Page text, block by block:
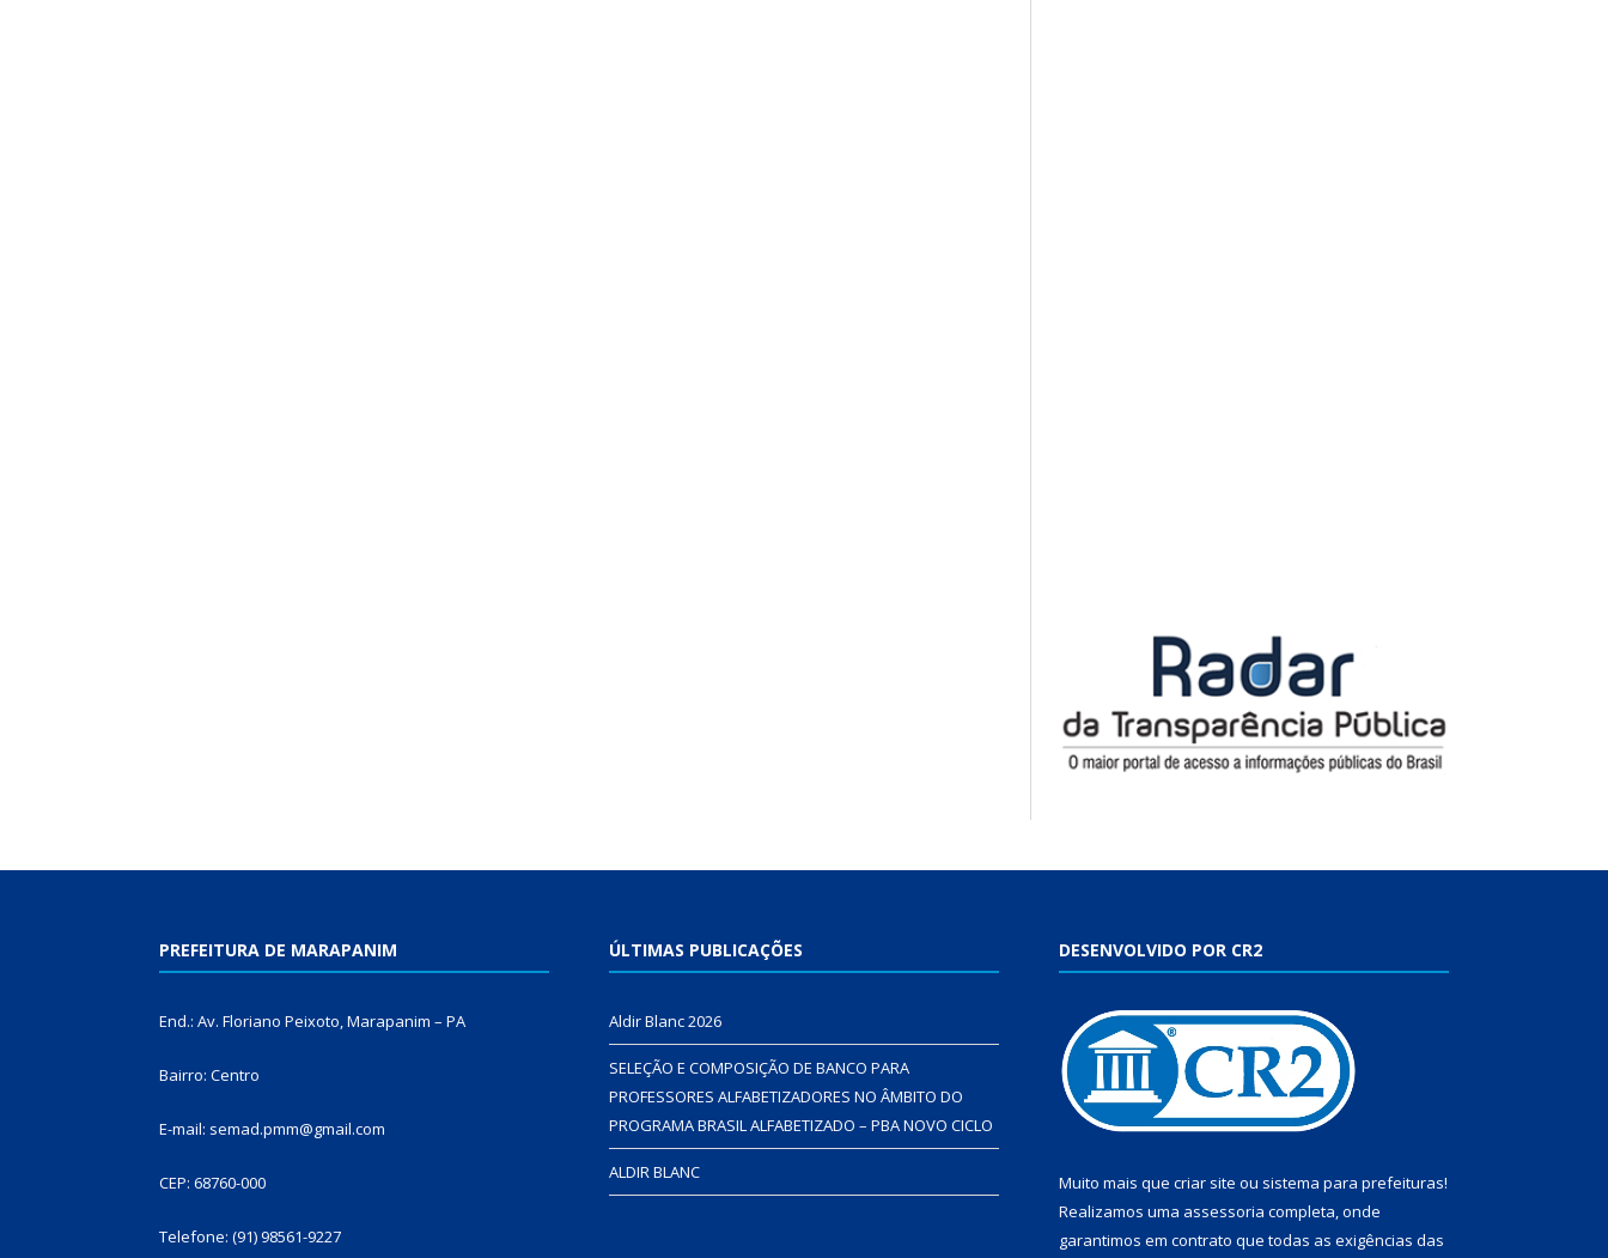
PREFEITURA DE MARAPANIM
End.: Av. Floriano Peixoto, Marapanim – PA
Bairro: Centro
E-mail: semad.pmm@gmail.com
CEP: 68760-000
Telefone: (91) 98561-9227
ÚLTIMAS PUBLICAÇÕES
Aldir Blanc 2026
SELEÇÃO E COMPOSIÇÃO DE BANCO PARA
PROFESSORES ALFABETIZADORES NO ÂMBITO DO
PROGRAMA BRASIL ALFABETIZADO – PBA NOVO CICLO
ALDIR BLANC
DESENVOLVIDO POR CR2
Muito mais que criar site ou sistema para prefeituras!
Realizamos uma assessoria completa, onde
garantimos em contrato que todas as exigências das